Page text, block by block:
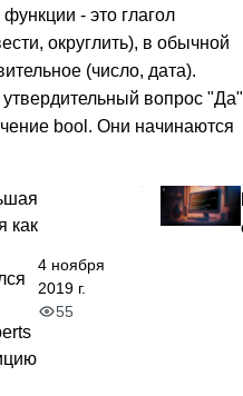
- это глагол
округлить), в обычной
(число, дата).
вопрос "Да"
bool. Они начинаются
как
4 ноября
2019 г.
55